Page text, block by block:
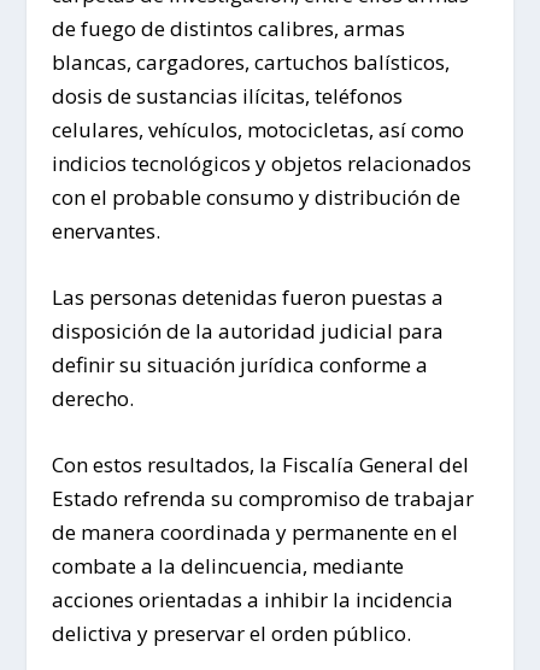
de fuego de distintos calibres, armas
blancas, cargadores, cartuchos balísticos,
dosis de sustancias ilícitas, teléfonos
celulares, vehículos, motocicletas, así como
indicios tecnológicos y objetos relacionados
con el probable consumo y distribución de
enervantes.
Las personas detenidas fueron puestas a
disposición de la autoridad judicial para
definir su situación jurídica conforme a
derecho.
Con estos resultados, la Fiscalía General del
Estado refrenda su compromiso de trabajar
de manera coordinada y permanente en el
combate a la delincuencia, mediante
acciones orientadas a inhibir la incidencia
delictiva y preservar el orden público.